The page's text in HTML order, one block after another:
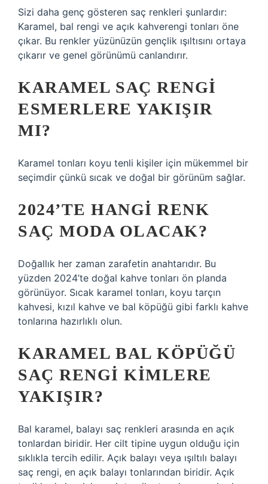
Sizi daha genç gösteren saç renkleri şunlardır:
Karamel, bal rengi ve açık kahverengi tonları öne
çıkar. Bu renkler yüzünüzün gençlik ışıltısını ortaya
çıkarır ve genel görünümü canlandırır.
KARAMEL SAÇ RENGI
ESMERLERE YAKIŞIR
MI?
Karamel tonları koyu tenli kişiler için mükemmel bir
seçimdir çünkü sıcak ve doğal bir görünüm sağlar.
2024’TE HANGI RENK
SAÇ MODA OLACAK?
Doğallık her zaman zarafetin anahtarıdır. Bu
yüzden 2024’te doğal kahve tonları ön planda
görünüyor. Sıcak karamel tonları, koyu tarçın
kahvesi, kızıl kahve ve bal köpüğü gibi farklı kahve
tonlarına hazırlıklı olun.
KARAMEL BAL KÖPÜĞÜ
SAÇ RENGI KIMLERE
YAKIŞIR?
Bal karamel, balayı saç renkleri arasında en açık
tonlardan biridir. Her cilt tipine uygun olduğu için
sıklıkla tercih edilir. Açık balayı veya ışıltılı balayı
saç rengi, en açık balayı tonlarından biridir. Açık